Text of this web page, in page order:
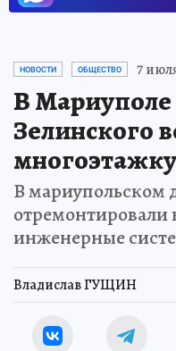
НОВОСТИ ОБЩЕСТВО 7
В Мариуполе
Зелинского
многоэтажку
В мариупольском
инженерные
Владислав ГУЩИН